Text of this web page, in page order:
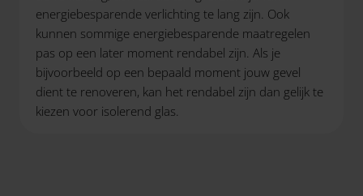
energiebesparende verlichting te lang zijn. Ook
kunnen sommige energiebesparende maatregelen
pas op een later moment rendabel zijn. Als je
bijvoorbeeld op een bepaald moment jouw gevel
dient te renoveren, kan het rendabel zijn dan gelijk te
kiezen voor isolerend glas.